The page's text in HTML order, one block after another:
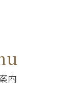
内